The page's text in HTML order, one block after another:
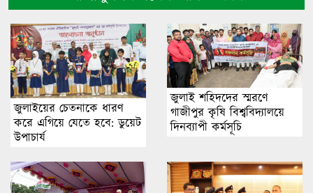
জুলাইয়ের চেতনাকে ধারণ
করে এগিয়ে যেতে হবে: ডুয়েট
উপাচার্য
জুলাই শহিদদের স্মরণে
গাজীপুর কৃষি বিশ্ববিদ্যালয়ে
দিনব্যাপী কর্মসূচি